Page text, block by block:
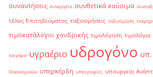
συναντήσεις συνεργεία συνθετικά καύσιμα
τέλος Επιτηδεύματος ταξινομήσεις ταξινόμηση
τιμοκατάλογοι χονδρικής τιμολόγηση τιμολόγιο
τσιγάρο υγραέριο υδρογόνο υπ.
Οικονομικών υπερκέρδη υποτροφίες υπουργείο